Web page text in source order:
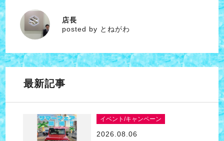
とねがわ
店長
posted by とねがわ
最新記事
イベント/キャンペーン
2026.08.06